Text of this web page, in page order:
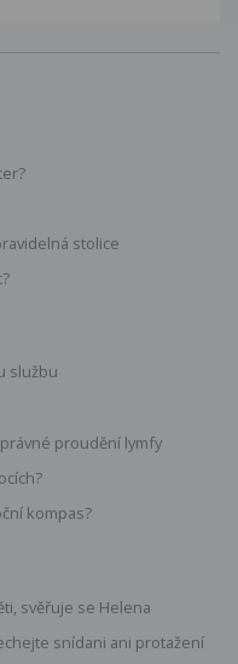
stolice
službu
proudění lymfy
kompas?
svěřuje se Helena
snídani ani protažení